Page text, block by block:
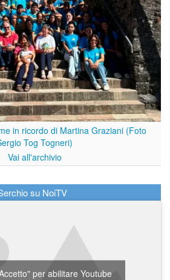
in ricordo di Martina Graziani (Foto
Tog Togneri)
Vai all'archivio
su NoiTV
per abilitare Youtube